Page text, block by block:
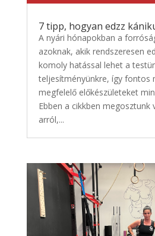
7 tipp, hogyan edzz
A nyári hónapokban a
azoknak, akik rendszeresen
komoly hatással lehet a
teljesítményünkre, így fontos
megfelelő előkészületeket
Ebben a cikkben megosztunk
arról,...